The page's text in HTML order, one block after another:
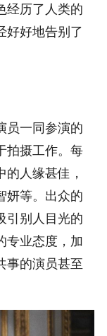
经历了人类的
好好地告别了
员一同参演的
拍摄工作。每
人缘甚佳，
妍等。出众的
引别人目光的
专业态度，加
事的演员甚至